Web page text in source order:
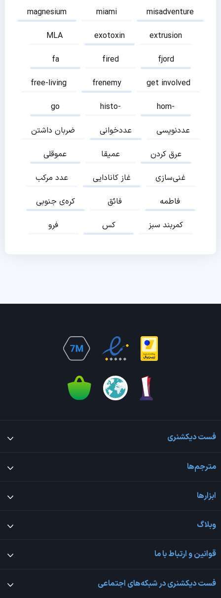
magnesium miami
misadventure
MLA
exotoxin
extrusion
fa
fired
fjord
free-living
frenemy
get involved
go
histo-
hom-
ضربان داشتن
عددخوانی
عددنویسی
عموقلی
عمیقا
عرق کردن
عدد مرکب
غاز کانادایی
غنی‌سازی
کره‌ی جنوبی
فائق
فاطمه
فرو
کس کمربند سبز
فست دیکشنری
مترجم‌ها
ابزارها
وبلاگ
قوانین و ارتباط با ما
فست دیکشنری در شبکه‌های اجتماعی